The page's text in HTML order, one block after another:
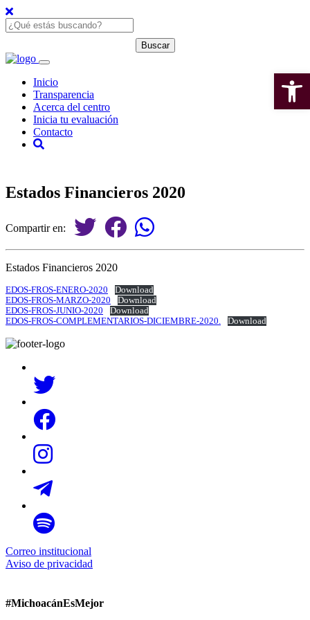
Inicio
Transparencia
Acerca del centro
Inicia tu evaluación
Contacto
Estados Financieros 2020
Compartir en:
Estados Financieros 2020
EDOS-FROS-ENERO-2020
Download
EDOS-FROS-MARZO-2020
Download
EDOS-FROS-JUNIO-2020
Download
EDOS-FROS-COMPLEMENTARIOS-DICIEMBRE-2020.
Download
Correo institucional
Aviso de privacidad
#MichoacánEsMejor